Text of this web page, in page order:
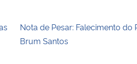
Nota de Pesar: Falecimento do
Brum Santos